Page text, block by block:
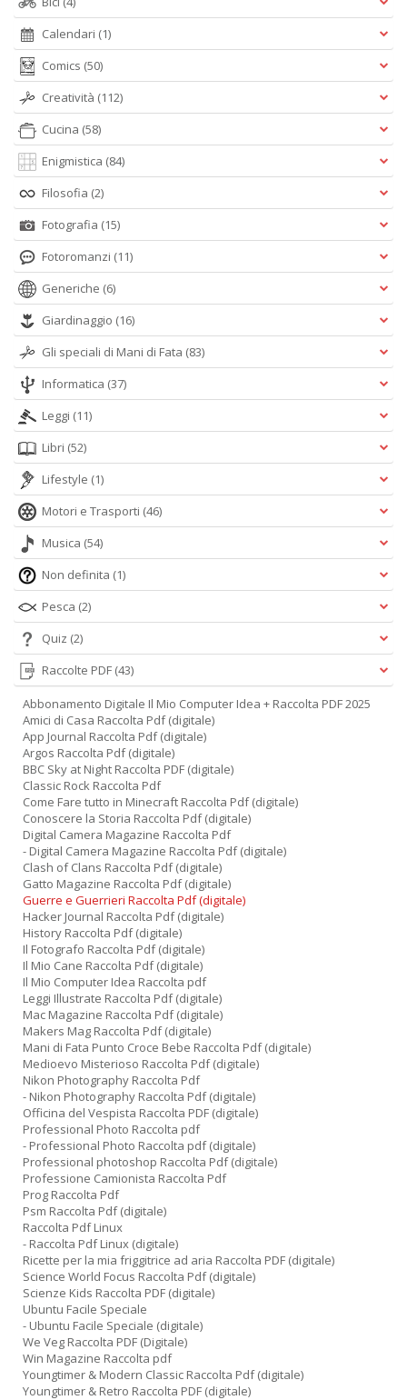
Calendari (1)
Comics (50)
Creatività (112)
Cucina (58)
Enigmistica (84)
Filosofia (2)
Fotografia (15)
Fotoromanzi (11)
Generiche (6)
Giardinaggio (16)
Gli speciali di Mani di Fata (83)
Informatica (37)
Leggi (11)
Libri (52)
Lifestyle (1)
Motori e Trasporti (46)
Musica (54)
Non definita (1)
Pesca (2)
Quiz (2)
Raccolte PDF (43)
Abbonamento Digitale Il Mio Computer Idea + Raccolta PDF 2025
Amici di Casa Raccolta Pdf (digitale)
App Journal Raccolta Pdf (digitale)
Argos Raccolta Pdf (digitale)
BBC Sky at Night Raccolta PDF (digitale)
Classic Rock Raccolta Pdf
Come Fare tutto in Minecraft Raccolta Pdf (digitale)
Conoscere la Storia Raccolta Pdf (digitale)
Digital Camera Magazine Raccolta Pdf
- Digital Camera Magazine Raccolta Pdf (digitale)
Clash of Clans Raccolta Pdf (digitale)
Gatto Magazine Raccolta Pdf (digitale)
Guerre e Guerrieri Raccolta Pdf (digitale)
Hacker Journal Raccolta Pdf (digitale)
History Raccolta Pdf (digitale)
Il Fotografo Raccolta Pdf (digitale)
Il Mio Cane Raccolta Pdf (digitale)
Il Mio Computer Idea Raccolta pdf
Leggi Illustrate Raccolta Pdf (digitale)
Mac Magazine Raccolta Pdf (digitale)
Makers Mag Raccolta Pdf (digitale)
Mani di Fata Punto Croce Bebe Raccolta Pdf (digitale)
Medioevo Misterioso Raccolta Pdf (digitale)
Nikon Photography Raccolta Pdf
- Nikon Photography Raccolta Pdf (digitale)
Officina del Vespista Raccolta PDF (digitale)
Professional Photo Raccolta pdf
- Professional Photo Raccolta pdf (digitale)
Professional photoshop Raccolta Pdf (digitale)
Professione Camionista Raccolta Pdf
Prog Raccolta Pdf
Psm Raccolta Pdf (digitale)
Raccolta Pdf Linux
- Raccolta Pdf Linux (digitale)
Ricette per la mia friggitrice ad aria Raccolta PDF (digitale)
Science World Focus Raccolta Pdf (digitale)
Scienze Kids Raccolta PDF (digitale)
Ubuntu Facile Speciale
- Ubuntu Facile Speciale (digitale)
We Veg Raccolta PDF (Digitale)
Win Magazine Raccolta pdf
Youngtimer & Modern Classic Raccolta Pdf (digitale)
Youngtimer & Retro Raccolta PDF (digitale)